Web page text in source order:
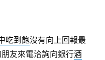
吃到飽沒有向上回報最
友來電洽詢向銀行酒